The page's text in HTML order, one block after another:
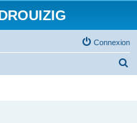
Connexion